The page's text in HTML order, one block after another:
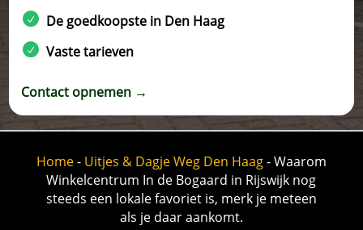
De goedkoopste in Den Haag
Vaste tarieven
Contact opnemen →
Home- Uitjes & Dagje Weg Den Haag-Waarom
Winkelcentrum In de Bogaard in Rijswijk nog
steeds een lokale favoriet is, merk je meteen
als je daar aankomt.